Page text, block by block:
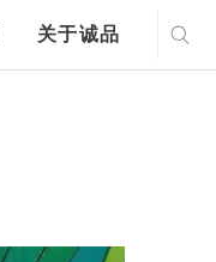
关于诚品